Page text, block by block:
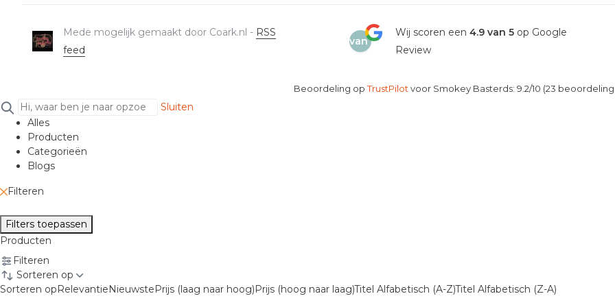
Mede mogelijk gemaakt door Coark.nl - RSS
feed
van
Wij scoren een 4.9 van 5op Google
Review
Beoordeling opTrustPilot voor Smokey Basterds: 9.2/10 (23
Sluiten
Alles
Producten
Categorieën
Blogs
Filteren
Filters toepassen
Producten
Filteren
Sorteren op
Sorteren opRelevantieNieuwstePrijs (laag naar hoog)Prijs (hoog naar laag)Titel Alfabetisch (A-Z)Titel Alfabetisch (Z-A)